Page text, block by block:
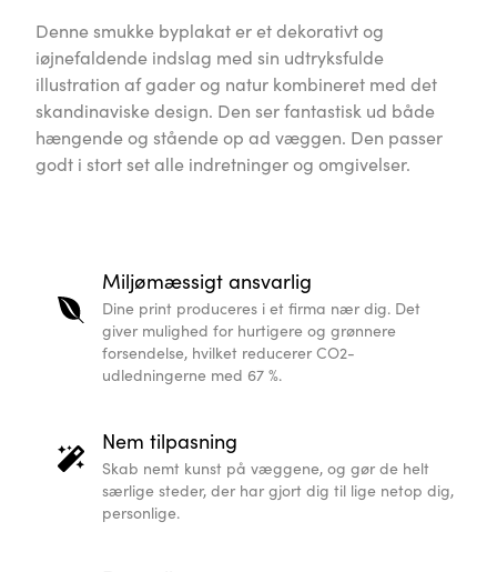
Denne smukke byplakat er et dekorativt og
iøjnefaldende indslag med sin udtryksfulde
illustration af gader og natur kombineret med det
skandinaviske design. Den ser fantastisk ud både
hængende og stående op ad væggen. Den passer
godt i stort set alle indretninger og omgivelser.
Miljømæssigt ansvarlig
Dine print produceres i et firma nær dig. Det
giver mulighed for hurtigere og grønnere
forsendelse, hvilket reducerer CO2-
udledningerne med 67 %.
Nem tilpasning
Skab nemt kunst på væggene, og gør de helt
særlige steder, der har gjort dig til lige netop dig,
personlige.